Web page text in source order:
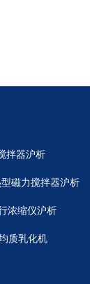
拌器沪析
磁力搅拌器沪析
浓缩仪沪析
质乳化机